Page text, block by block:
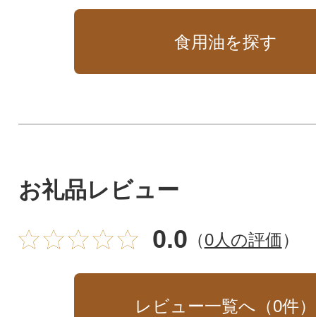
食用油を探す
お礼品レビュー
0.0 （0人の評価）
レビュー一覧へ（0件）